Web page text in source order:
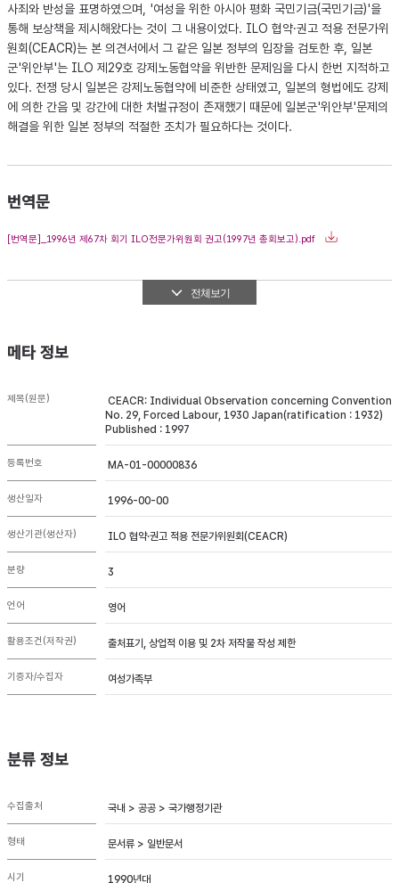
사죄와 반성을 표명하였으며, '여성을 위한 아시아 평화 국민기금(국민기금)'을
통해 보상책을 제시해왔다는 것이 그 내용이었다. ILO 협약·권고 적용 전문가위
원회(CEACR)는 본 의견서에서 그 같은 일본 정부의 입장을 검토한 후, 일본
군'위안부'는 ILO 제29호 강제노동협약을 위반한 문제임을 다시 한번 지적하고
있다. 전쟁 당시 일본은 강제노동협약에 비준한 상태였고, 일본의 형법에도 강제
에 의한 간음 및 강간에 대한 처벌규정이 존재했기 때문에 일본군'위안부'문제의
해결을 위한 일본 정부의 적절한 조치가 필요하다는 것이다.
번역문
[번역문]_1996년 제67차 회기 ILO전문가위원회 권고(1997년 총회보고).pdf
전체보기
메타 정보
제목(원문)
CEACR: Individual Observation concerning Convention
No. 29, Forced Labour, 1930 Japan(ratification : 1932)
Published : 1997
등록번호 MA-01-00000836
생산일자 1996-00-00
생산기관(생산자) ILO 협약·권고 적용 전문가위원회(CEACR)
분량 3
언어 영어
활용조건(저작권) 출처표기, 상업적 이용 및 2차 저작물 작성 제한
기증자/수집자 여성가족부
분류 정보
수집출처 국내 > 공공 > 국가행정기관
형태 문서류 > 일반문서
시기 1990년대